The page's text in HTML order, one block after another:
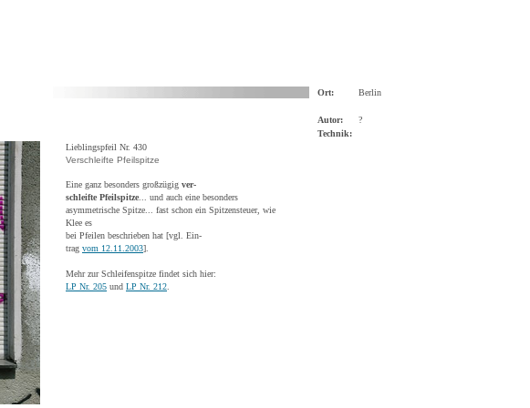
Ort: Berlin
Autor:
?
Technik:
Lieblingspfeil Nr. 430
Verschleifte Pfeilspitze
Eine ganz besonders großzügig ver-
schleifte Pfeilspitze ... und auch eine besonders
asymmetrische Spitze... fast schon ein Spitzensteuer, wie
Klee es
bei Pfeilen beschrieben hat [vgl. Ein-
trag vom 12.11.2003].
Mehr zur Schleifenspitze findet sich hier:
LP Nr. 205 und LP Nr. 212